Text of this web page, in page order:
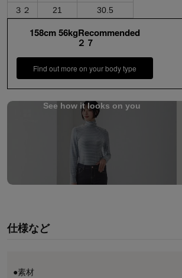
３２
21 30.5
158cm 56kgRecommended
２７
Find out more on your body type
See how it looks on you
仕様など
●素材